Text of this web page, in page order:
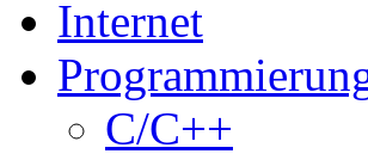
Internet
C/C++